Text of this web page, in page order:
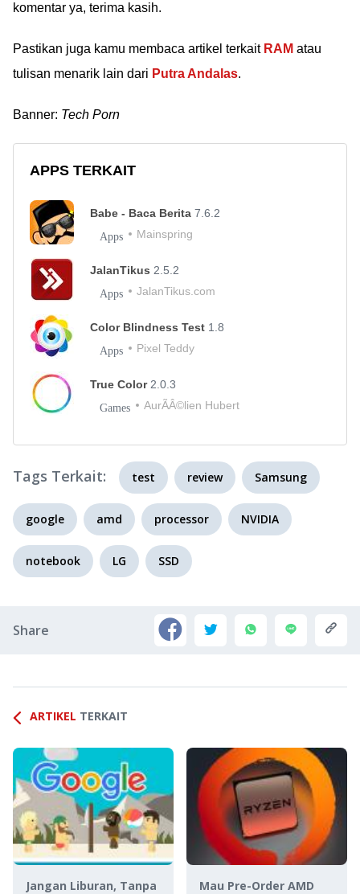
komentar ya, terima kasih.
Pastikan juga kamu membaca artikel terkait RAM atau
tulisan menarik lain dari Putra Andalas.
Banner: Tech Porn
APPS TERKAIT
Babe - Baca Berita 7.6.2
Apps Mainspring
JalanTikus 2.5.2
Apps JalanTikus.com
Color Blindness Test 1.8
Apps Pixel Teddy
True Color2.0.3
Games AurÃÂ©lien Hubert
Tags Terkait: test review Samsung
google amd processor NVIDIA
notebook LG SSD
Share
ARTIKEL TERKAIT
Jangan Liburan, Tanpa
Mau Pre-Order AMD